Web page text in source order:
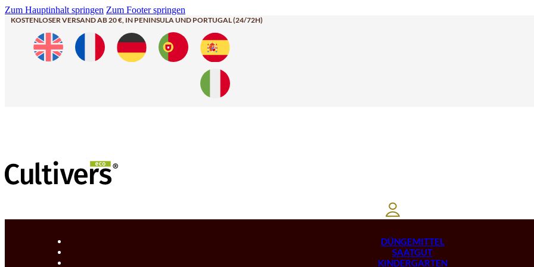
Zum Hauptinhalt springen Zum Footer springen
KOSTENLOSER VERSAND AB 20 €, IN PENINSULA UND PORTUGAL (24/72H)
DÜNGEMITTEL
SAATGUT
KINDERGARTEN